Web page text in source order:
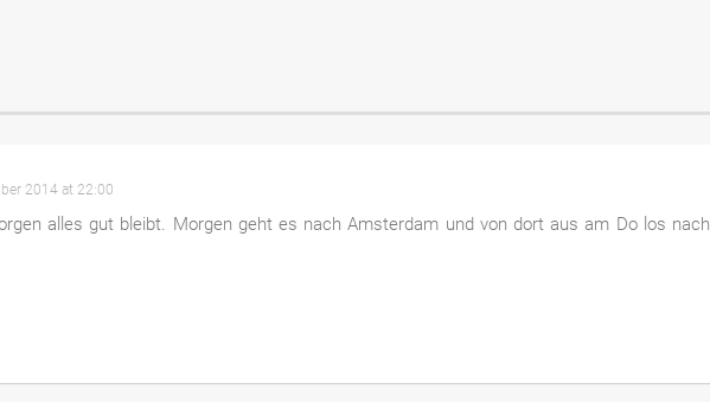
2014 at 22:00
alles gut bleibt. Morgen geht es nach Amsterdam und von dort aus am Do los nach